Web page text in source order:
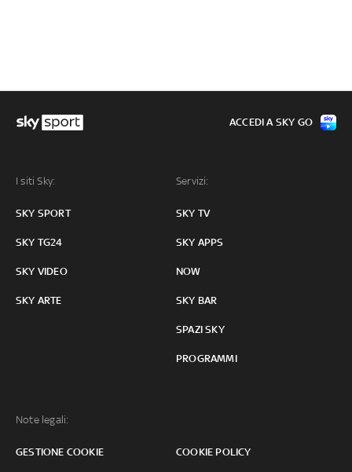
I siti Sky:
SKY SPORT
SKY TG24
SKY VIDEO
SKY ARTE
Servizi:
SKY TV
SKY APPS
NOW
SKY BAR
SPAZI SKY
PROGRAMMI
Note legali:
GESTIONE COOKIE COOKIE POLICY
ACCEDI A SKY GO